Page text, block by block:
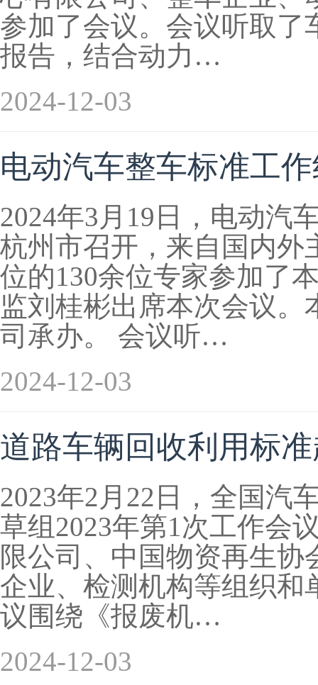
参加了会议。会议听取了
报告，结合动力…
2024-12-03
电动汽车整车标准工
2024年3月19日，电动汽
杭州市召开，来自国内外
位的130余位专家参加了
监刘桂彬出席本次会议
司承办。 会议听…
2024-12-03
道路车辆回收利用标
2023年2月22日，全国汽
草组2023年第1次工作会
限公司、中国物资再生
企业、检测机构等组织和
议围绕《报废机…
2024-12-03